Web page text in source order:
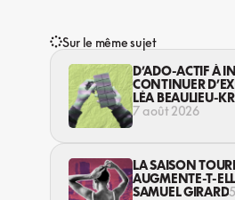
Sur le même sujet
D’ADO-ACTIF À
CONTINUER
JEUNES… DANS
LÉA BEAULIEU-
7 août 2026
LA SAISON
AUGMENTE-T-
VIOLENCES
SAMUEL GIRARD